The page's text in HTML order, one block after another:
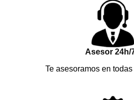
Asesor 24h/
Te asesoramos en